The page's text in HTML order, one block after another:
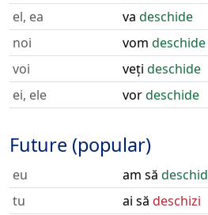
el, ea
va deschide
noi
vom deschide
voi
veți deschide
ei, ele
vordeschide
Future (popular)
eu am să deschid
tu
ai să deschizi